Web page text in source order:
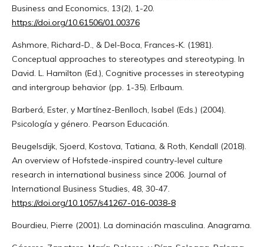
Business and Economics, 13(2), 1-20.
https://doi.org/10.61506/01.00376
Ashmore, Richard-D., & Del-Boca, Frances-K. (1981).
Conceptual approaches to stereotypes and stereotyping. In
David. L. Hamilton (Ed.), Cognitive processes in stereotyping
and intergroup behavior (pp. 1-35). Erlbaum.
Barberá, Ester, y Martínez-Benlloch, Isabel (Eds.) (2004).
Psicología y género. Pearson Educación.
Beugelsdijk, Sjoerd, Kostova, Tatiana, & Roth, Kendall (2018).
An overview of Hofstede-inspired country-level culture
research in international business since 2006. Journal of
International Business Studies, 48, 30-47.
https://doi.org/10.1057/s41267-016-0038-8
Bourdieu, Pierre (2001). La dominación masculina. Anagrama.